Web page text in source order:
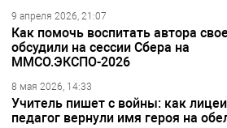
9 апреля 2026, 21:07
Как помочь воспитать автора
обсудили на сессии Сбера на
ММСО.ЭКСПО-2026
8 мая 2026, 14:33
Учитель пишет с войны: как
педагог вернули имя героя на